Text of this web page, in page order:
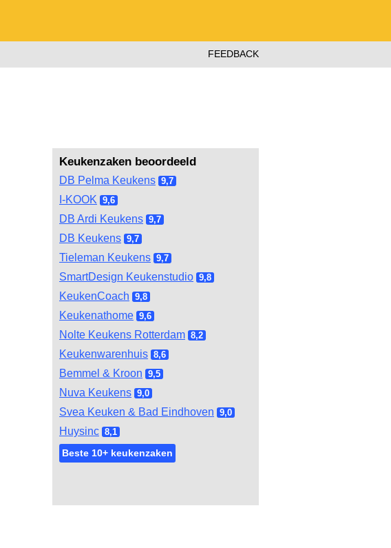
FEEDBACK
Keukenzaken beoordeeld
DB Pelma Keukens 9,7
I-KOOK 9,6
DB Ardi Keukens 9,7
DB Keukens 9,7
Tieleman Keukens 9,7
SmartDesign Keukenstudio 9,8
KeukenCoach 9,8
Keukenathome 9,6
Nolte Keukens Rotterdam 8,2
Keukenwarenhuis 8,6
Bemmel & Kroon 9,5
Nuva Keukens 9,0
Svea Keuken & Bad Eindhoven 9,0
Huysinc 8,1
Beste 10+ keukenzaken